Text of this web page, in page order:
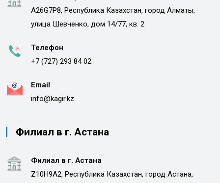
A26G7P8, Республика Казахстан, город Алматы,
улица Шевченко, дом 14/77, кв. 2
Телефон
+7 (727) 293 84 02
Email
info@kagir.kz
Филиал в г. Астана
Филиал в г. Астана
Z10H9A2, Республика Казахстан, город Астана,